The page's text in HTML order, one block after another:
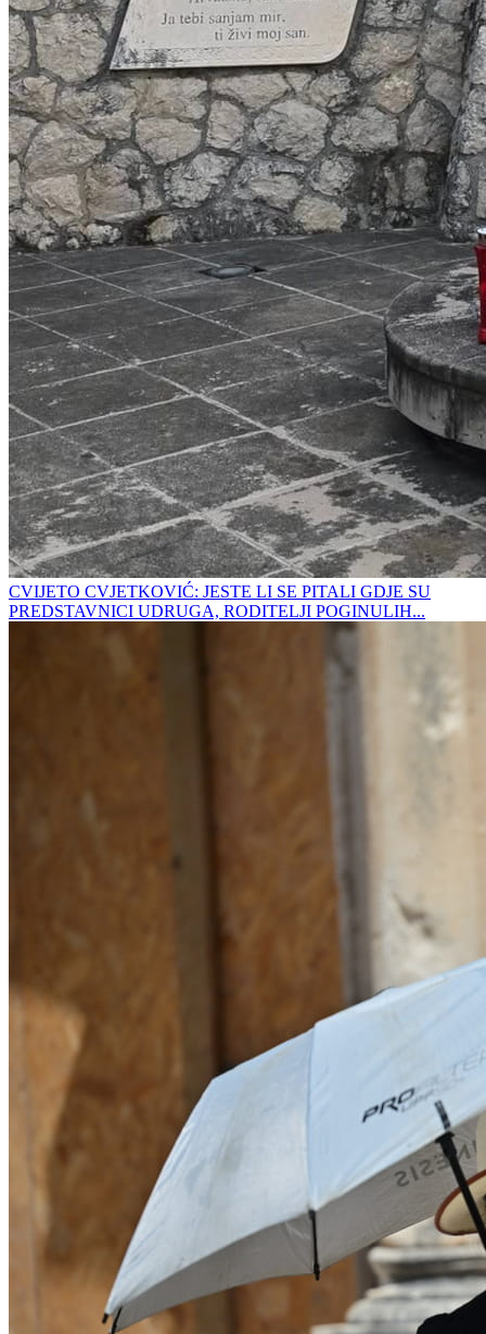
CVIJETO CVJETKOVIĆ: JESTE LI SE PITALI GDJE SU
PREDSTAVNICI UDRUGA, RODITELJI POGINULIH...